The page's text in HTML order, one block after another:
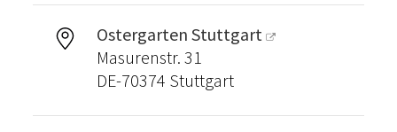
Ostergarten Stuttgart
Masurenstr. 31
DE-70374 Stuttgart